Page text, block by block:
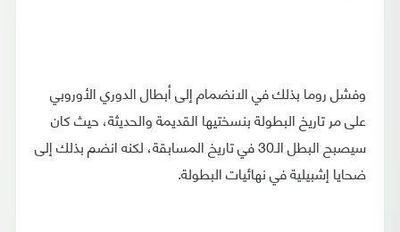
وفشل روما بذلك في الانضمام إلى أبطال الدوري الأوروبي
على مر تاريخ البطولة بنسختيها القديمة والحديثة، حيث كان
سيصبح البطل الـ30 في تاريخ المسابقة، لكنه انضم بذلك إلى
ضحايا إشبيلية في نهائيات البطولة.